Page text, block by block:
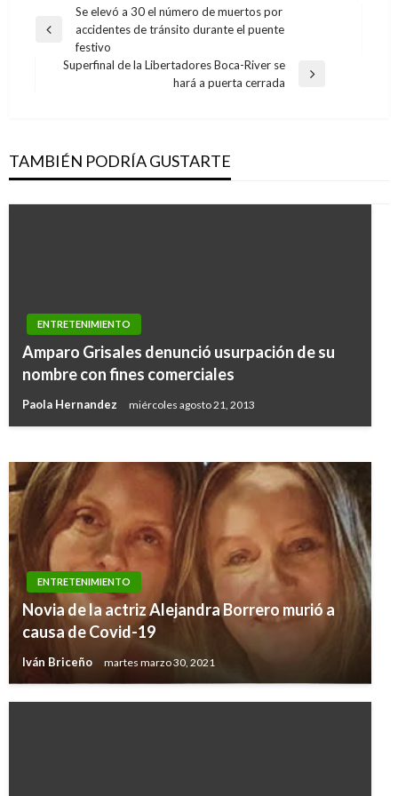
Navegación
de
entradas
Entrada
anterior
Se elevó a 30 el número de muertos por
accidentes de tránsito durante el puente
festivo
Superfinal de la Libertadores Boca-River se
hará a puerta cerrada
TAMBIÉN PODRÍA GUSTARTE
ENTRETENIMIENTO
Amparo Grisales denunció usurpación de su
nombre con fines comerciales
Paola Hernandez miércoles agosto 21, 2013
Alex Fernández presenta el video de «Esta
ENTRETENIMIENTO
Novia de la actriz Alejandra Borrero murió a
causa de Covid-19
Iván Briceño martes marzo 30, 2021